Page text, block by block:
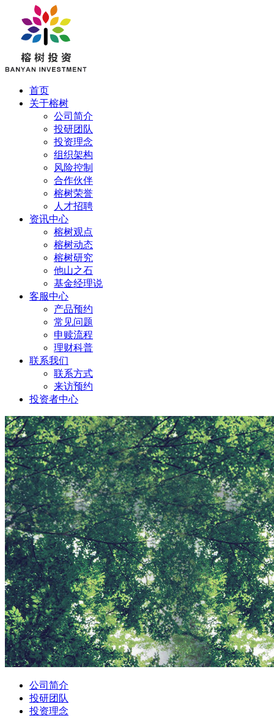
首页
关于榕树
公司简介
投研团队
投资理念
组织架构
风险控制
合作伙伴
榕树荣誉
人才招聘
资讯中心
榕树观点
榕树动态
榕树研究
他山之石
基金经理说
客服中心
产品预约
常见问题
申赎流程
理财科普
联系我们
联系方式
来访预约
投资者中心
公司简介
投研团队
投资理念